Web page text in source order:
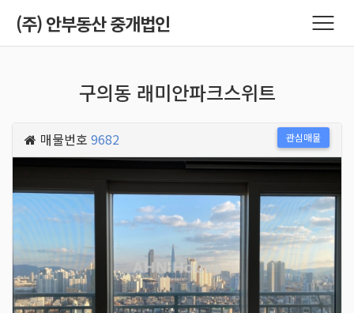
(주) 안부동산 중개법인
구의동 래미안파크스위트
매물번호 9682 관심매물